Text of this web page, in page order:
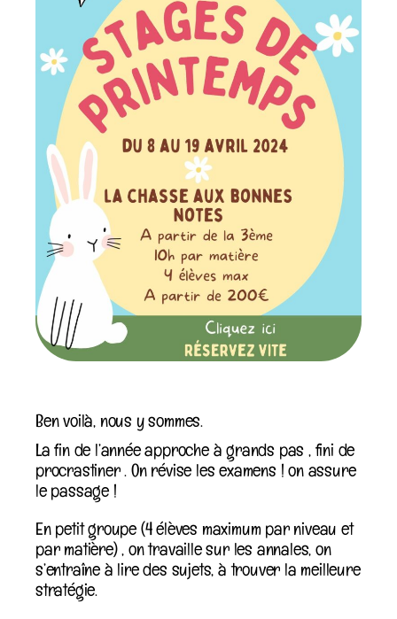
Ben voilà, nous y sommes.
La fin de l’année approche à grands pas , fini de
procrastiner . On révise les examens ! on assure
le passage !
En petit groupe (4 élèves maximum par niveau et
par matière) , on travaille sur les annales, on
s’entraîne à lire des sujets, à trouver la meilleure
stratégie.